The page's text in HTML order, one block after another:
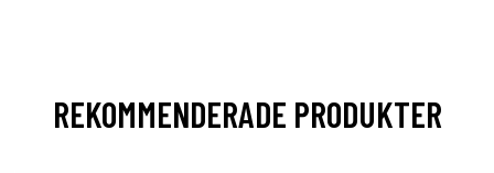
REKOMMENDERADE PRODUKTER